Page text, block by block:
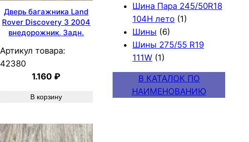
Дверь багажника Land
Rover Discovery 3 2004
внедорожник, Задн.
Артикул товара:
42380
1.160₽
В корзину
Шина Пара 245/50R18
104H лето (1)
Шины (6)
Шины 275/55 R19
111W (1)
В КАТАЛОК ПО
НАИМЕНОВАНИЮ